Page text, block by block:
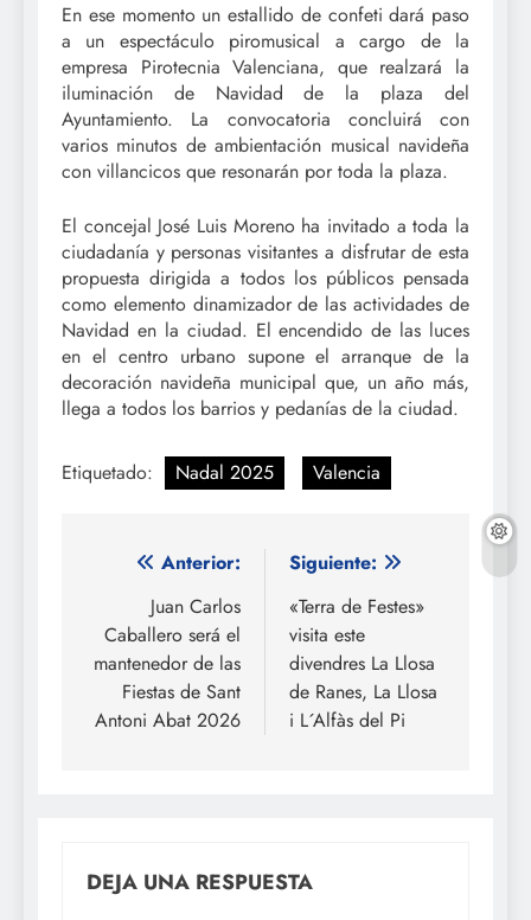
En ese momento un estallido de confeti dará paso
a un espectáculo piromusical a cargo de la
empresa Pirotecnia Valenciana, que realzará la
iluminación de Navidad de la plaza del
Ayuntamiento. La convocatoria concluirá con
varios minutos de ambientación musical navideña
con villancicos que resonarán por toda la plaza.
El concejal José Luis Moreno ha invitado a toda la
ciudadanía y personas visitantes a disfrutar de esta
propuesta dirigida a todos los públicos pensada
como elemento dinamizador de las actividades de
Navidad en la ciudad. El encendido de las luces
en el centro urbano supone el arranque de la
decoración navideña municipal que, un año más,
llega a todos los barrios y pedanías de la ciudad.
Etiquetado: Nadal 2025 Valencia
Navegación
entradas
Anterior:
Juan Carlos
Caballero será el
mantenedor de las
Fiestas de Sant
Antoni Abat 2026
Siguiente:
«Terra de Festes»
visita este
divendres La Llosa
de Ranes, La Llosa
i L´Alfàs del Pi
DEJA UNA RESPUESTA